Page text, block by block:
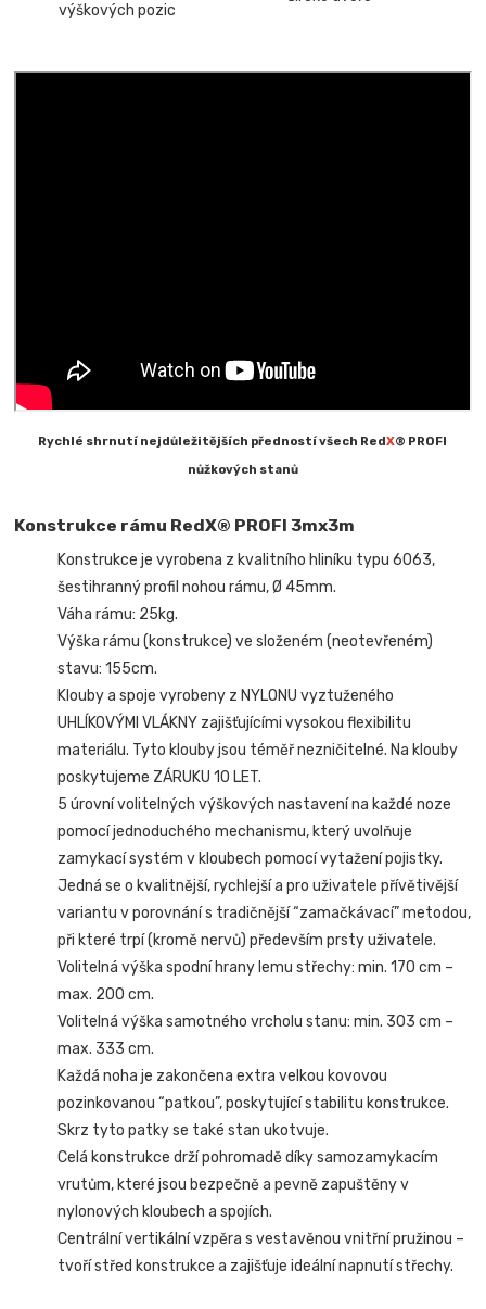
výškových pozic
Rychlé shrnutí nejdůležitějších předností všech RedX® PROFI
nůžkových stanů
Konstrukce rámu RedX® PROFI 3mx3m
Konstrukce je vyrobena z kvalitního hliníku typu 6063,
šestihranný profil nohou rámu, Ø 45mm.
Váha rámu: 25kg.
Výška rámu (konstrukce) ve složeném (neotevřeném)
stavu: 155cm.
Klouby a spoje vyrobeny z NYLONU vyztuženého
UHLÍKOVÝMI VLÁKNY zajišťujícími vysokou flexibilitu
materiálu. Tyto klouby jsou téměř nezničitelné. Na klouby
poskytujeme ZÁRUKU 10 LET.
5 úrovní volitelných výškových nastavení na každé noze
pomocí jednoduchého mechanismu, který uvolňuje
zamykací systém v kloubech pomocí vytažení pojistky.
Jedná se o kvalitnější, rychlejší a pro uživatele přívětivější
variantu v porovnání s tradičnější “zamačkávací” metodou,
při které trpí (kromě nervů) především prsty uživatele.
Volitelná výška spodní hrany lemu střechy: min. 170 cm –
max. 200 cm.
Volitelná výška samotného vrcholu stanu: min. 303 cm –
max. 333 cm.
Každá noha je zakončena extra velkou kovovou
pozinkovanou “patkou”, poskytující stabilitu konstrukce.
Skrz tyto patky se také stan ukotvuje.
Celá konstrukce drží pohromadě díky samozamykacím
vrutům, které jsou bezpečně a pevně zapuštěny v
nylonových kloubech a spojích.
Centrální vertikální vzpěra s vestavěnou vnitřní pružinou –
tvoří střed konstrukce a zajišťuje ideální napnutí střechy.